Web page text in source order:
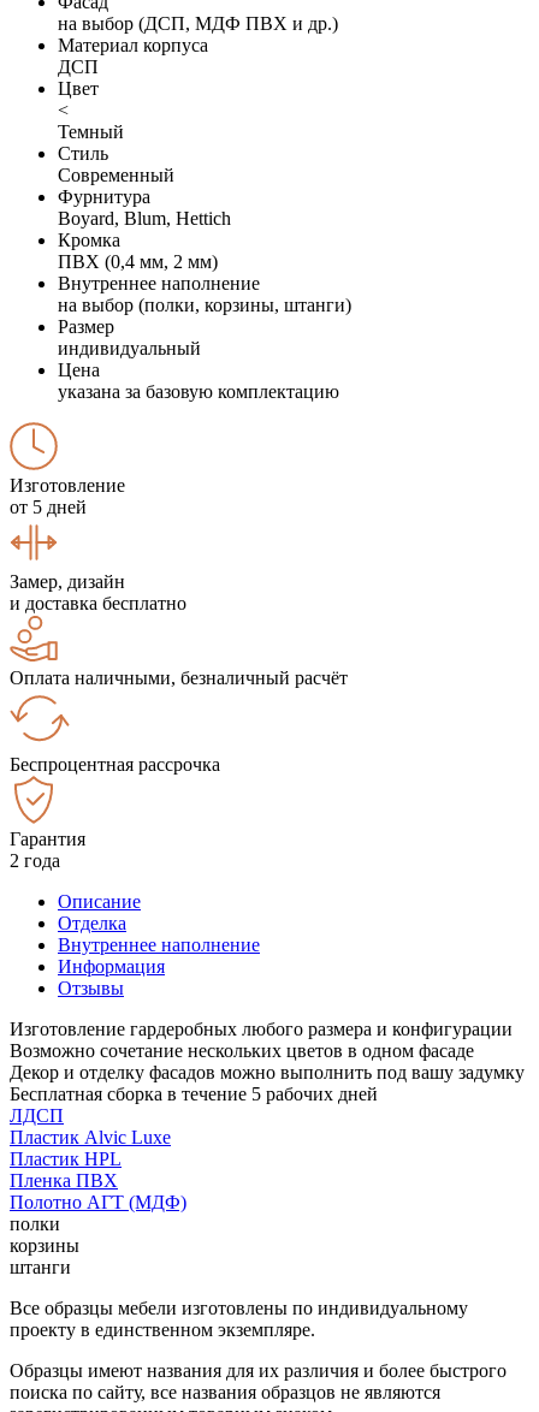
на выбор (ДСП, МДФ ПВХ и др.)
Материал корпуса
ДСП
Цвет
<
Темный
Стиль
Современный
Фурнитура
Boyard, Blum, Hettich
Кромка
ПВХ (0,4 мм, 2 мм)
Внутреннее наполнение
на выбор (полки, корзины, штанги)
Размер
индивидуальный
Цена
указана за базовую комплектацию
Изготовление
от 5 дней
Замер, дизайн
и доставка бесплатно
Оплата наличными, безналичный расчёт
Беспроцентная рассрочка
Гарантия
2 года
Описание
Отделка
Внутреннее наполнение
Информация
Отзывы
Изготовление гардеробных любого размера и конфигурации
Возможно сочетание нескольких цветов в одном фасаде
Декор и отделку фасадов можно выполнить под вашу задумку
Бесплатная сборка в течение 5 рабочих дней
ЛДСП
Пластик Alvic Luxe
Пластик HPL
Пленка ПВХ
Полотно АГТ (МДФ)
полки
корзины
штанги
Все образцы мебели изготовлены по индивидуальному
проекту в единственном экземпляре.
Образцы имеют названия для их различия и более быстрого
поиска по сайту, все названия образцов не являются